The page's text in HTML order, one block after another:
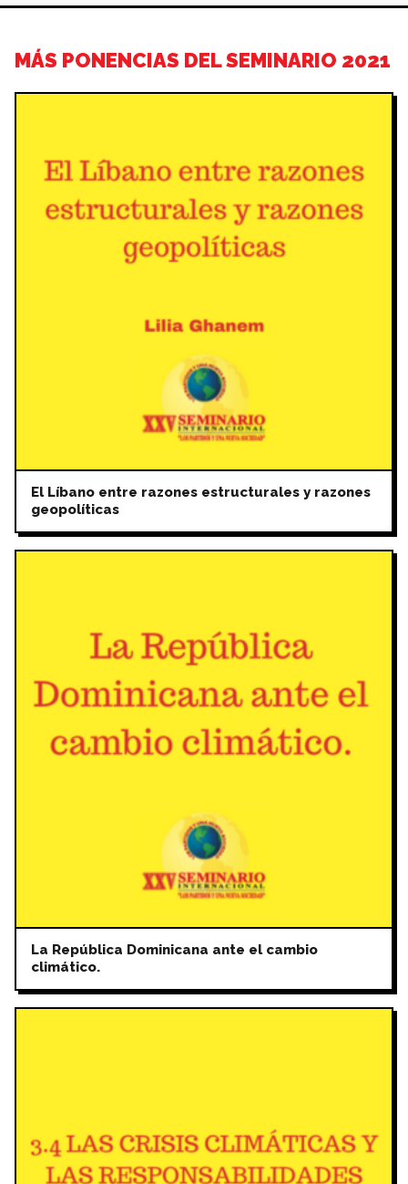
MÁS PONENCIAS DEL SEMINARIO 2021
El Líbano entre razones estructurales y razones
geopolíticas
La República Dominicana ante el cambio
climático.